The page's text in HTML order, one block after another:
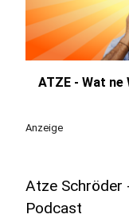
ATZE - Wat ne
Anzeige
Atze Schröder
Podcast